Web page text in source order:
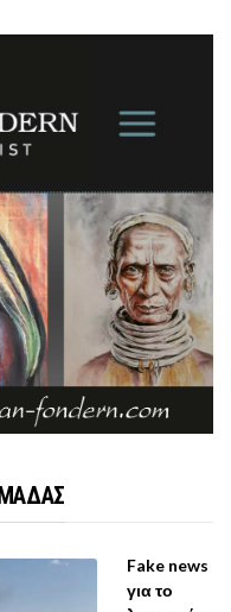
Fake news
για το